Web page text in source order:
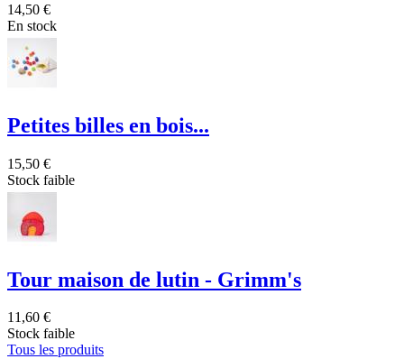
14,50 €
En stock
Petites billes en bois...
15,50 €
Stock faible
Tour maison de lutin - Grimm's
11,60 €
Stock faible
Tous les produits